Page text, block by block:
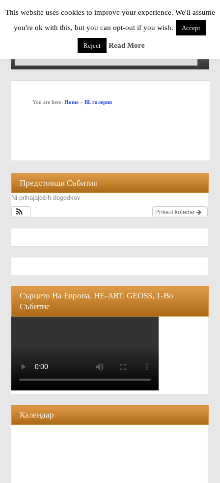
You are here: Home» BL галерия
Предстоящи Събития
Ni prihajajočih dogodkov
Prikaži koledar
Сърцето На Европа, HE-ART. GEOSS, 1-Во
Събитие
Календар
This website uses cookies to improve your experience. We'll assume
you're ok with this, but you can opt-out if you wish.
Accept
Reject Read More